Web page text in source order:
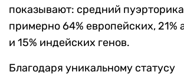
показывают: средний
примерно 64% европейских, 21%
и 15% индейских генов.
Благодаря уникальному статусу